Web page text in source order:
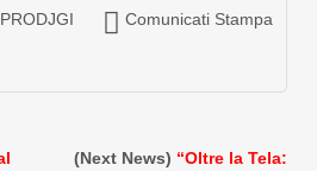
PRODJGI Comunicati Stampa
(Next News) “Oltre la Tela: